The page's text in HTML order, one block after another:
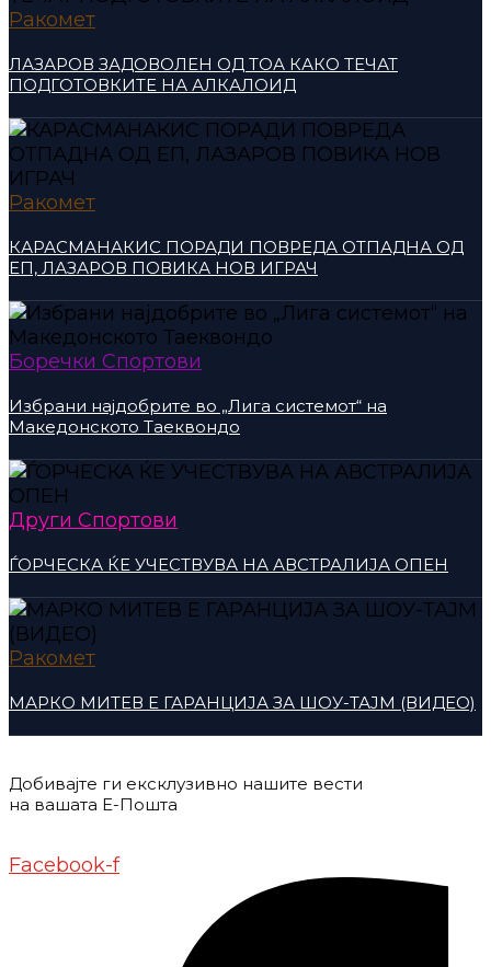
Ракомет
ЛАЗАРОВ ЗАДОВОЛЕН ОД ТОА КАКО ТЕЧАТ
ПОДГОТОВКИТЕ НА АЛКАЛОИД
Ракомет
КАРАСМАНАКИС ПОРАДИ ПОВРЕДА ОТПАДНА ОД
ЕП, ЛАЗАРОВ ПОВИКА НОВ ИГРАЧ
Боречки Спортови
Избрани најдобрите во „Лига системот“ на
Македонското Таеквондо
Други Спортови
ЃОРЧЕСКА ЌЕ УЧЕСТВУВА НА АВСТРАЛИЈА ОПЕН
Ракомет
МАРКО МИТЕВ Е ГАРАНЦИЈА ЗА ШОУ-ТАЈМ (ВИДЕО)
Добивајте ги ексклузивно нашите вести
на вашата Е-Пошта
Facebook-f